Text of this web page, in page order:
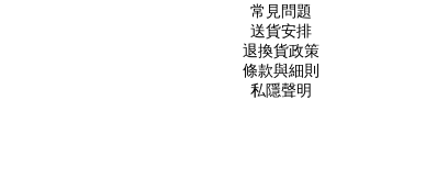
常見問題
送貨安排
退換貨政策
條款與細則
私隱聲明